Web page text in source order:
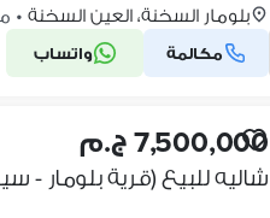
بلومار السخنة، العين السخنة •
مكالمة واتساب
7,500,000 ج.م
شاليه للبيع (قرية بلومار -